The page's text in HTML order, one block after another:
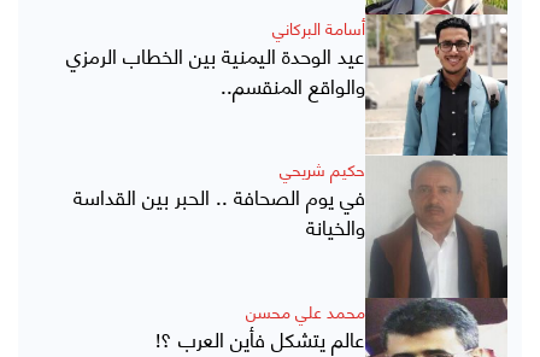
أسامة البركاني
عيد الوحدة اليمنية بين الخطاب الرمزي
والواقع المنقسم..
حكيم شريحي
في يوم الصحافة .. الحبر بين القداسة
والخيانة
محمد علي محسن
عالم يتشكل فأين العرب ؟!